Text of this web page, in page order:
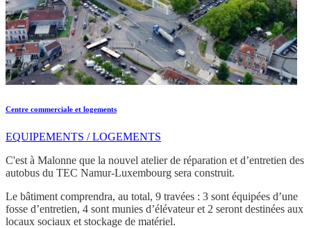
Centre commerciale et logements
EQUIPEMENTS / LOGEMENTS
C'est à Malonne que la nouvel atelier de réparation et d’entretien des
autobus du TEC Namur-Luxembourg sera construit.
Le bâtiment comprendra, au total, 9 travées : 3 sont équipées d’une
fosse d’entretien, 4 sont munies d’élévateur et 2 seront destinées aux
locaux sociaux et stockage de matériel.